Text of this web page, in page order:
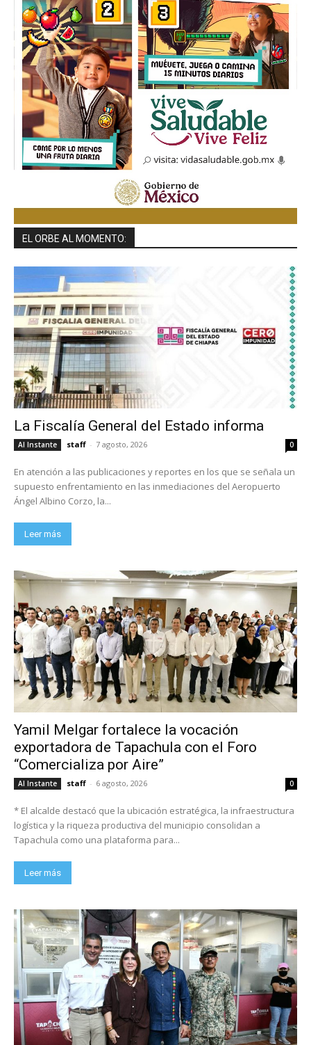
EL ORBE AL MOMENTO:
La Fiscalía General del Estado informa
Al Instante staff - 7 agosto, 2026 0
En atención a las publicaciones y reportes en los que se señala un
supuesto enfrentamiento en las inmediaciones del Aeropuerto
Ángel Albino Corzo, la...
Leer más
Yamil Melgar fortalece la vocación
exportadora de Tapachula con el Foro
“Comercializa por Aire”
Al Instante staff - 6 agosto, 2026 0
* El alcalde destacó que la ubicación estratégica, la infraestructura
logística y la riqueza productiva del municipio consolidan a
Tapachula como una plataforma para...
Leer más